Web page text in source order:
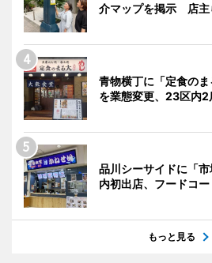
介マップを掲示 店主
青物横丁に「定食の
を業態変更、23区内2
品川シーサイドに「
内初出店、フードコー
もっと見る